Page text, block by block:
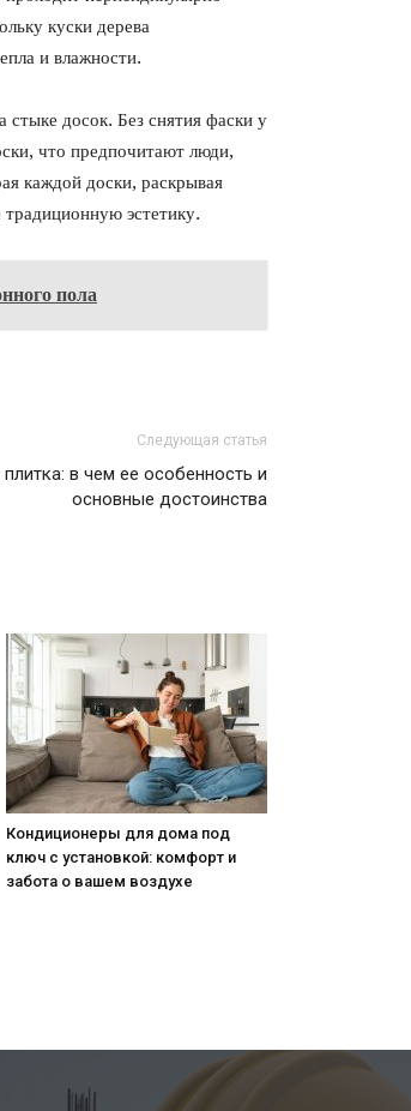
куски дерева
и влажности.
досок. Без снятия фаски у
что предпочитают люди,
каждой доски, раскрывая
эстетику.
пола
Следующая статья
плитка: в чем ее особенность и
основные достоинства
Кондиционеры для дома под
ключ с установкой: комфорт и
забота о вашем воздухе